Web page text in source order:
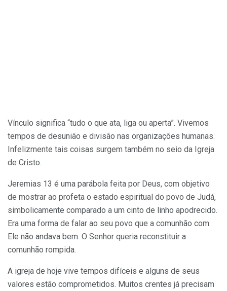
Vínculo significa “tudo o que ata, liga ou aperta”. Vivemos
tempos de desunião e divisão nas organizações humanas.
Infelizmente tais coisas surgem também no seio da Igreja
de Cristo.
Jeremias 13 é uma parábola feita por Deus, com objetivo
de mostrar ao profeta o estado espiritual do povo de Judá,
simbolicamente comparado a um cinto de linho apodrecido.
Era uma forma de falar ao seu povo que a comunhão com
Ele não andava bem. O Senhor queria reconstituir a
comunhão rompida.
A igreja de hoje vive tempos difíceis e alguns de seus
valores estão comprometidos. Muitos crentes já precisam